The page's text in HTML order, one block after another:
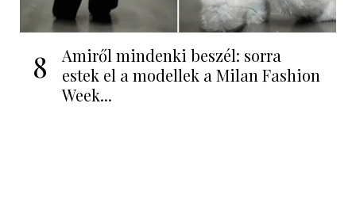
8
Amiről mindenki beszél: sorra
estek el a modellek a Milan Fashion
Week...